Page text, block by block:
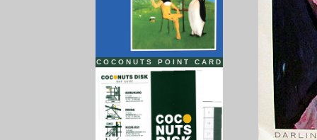
COCONUTS POINT CARD